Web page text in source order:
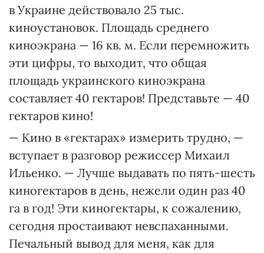
в Украине действовало 25 тыс.
киноустановок. Площадь среднего
киноэкрана — 16 кв. м. Если перемножить
эти цифры, то выходит, что общая
площадь украинского киноэкрана
составляет 40 гектаров! Представьте — 40
гектаров кино!
— Кино в «гектарах» измерить трудно, —
вступает в разговор режиссер Михаил
Ильенко. — Лучше выдавать по пять-шесть
киногектаров в день, нежели один раз 40
га в год! Эти киногектары, к сожалению,
сегодня простаивают невспаханными.
Печальный вывод для меня, как для